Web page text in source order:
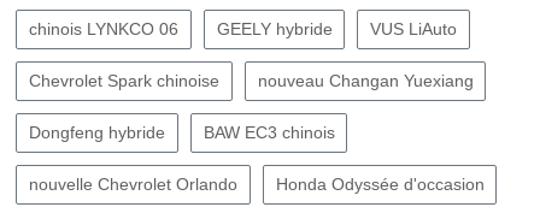
chinois LYNKCO 06 GEELY hybride VUS LiAuto
Chevrolet Spark chinoise nouveau Changan Yuexiang
Dongfeng hybride BAW EC3 chinois
nouvelle Chevrolet Orlando Honda Odyssée d'occasion